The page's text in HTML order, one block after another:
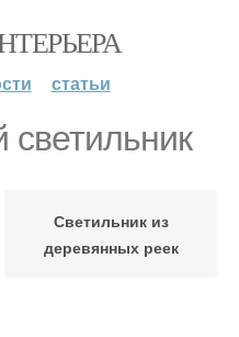
статьи
светильник
Светильник из
деревянных реек